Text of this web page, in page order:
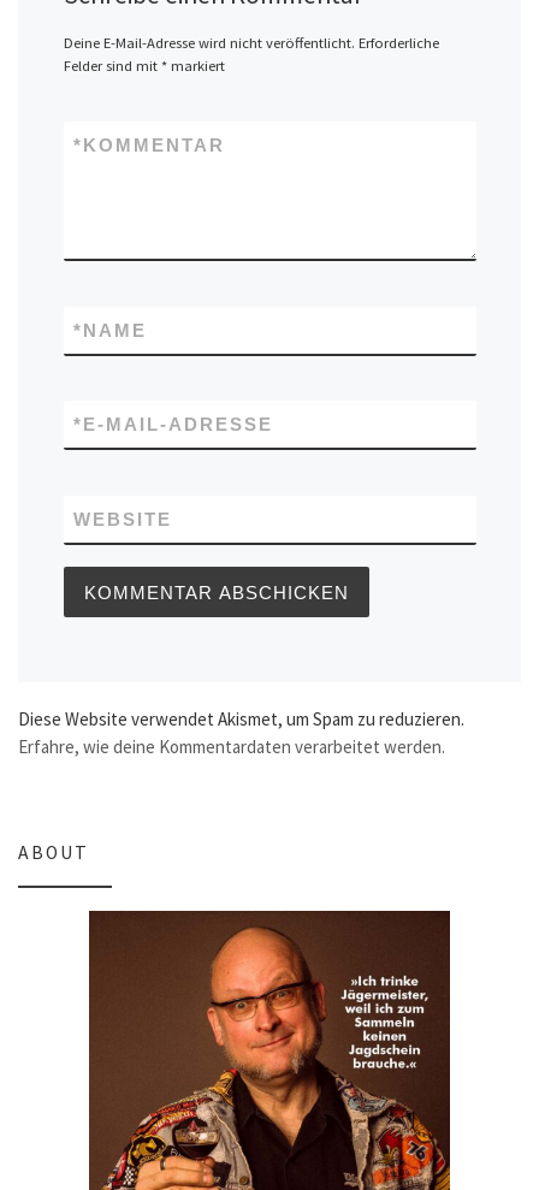
Deine E-Mail-Adresse wird nicht veröffentlicht. Erforderliche
Felder sind mit *markiert
KOMMENTAR
*
NAME
*
E-MAIL-ADRESSE
*
WEBSITE
Diese Website verwendet Akismet, um Spam zu reduzieren.
Erfahre, wie deine Kommentardaten verarbeitet werden.
ABOUT